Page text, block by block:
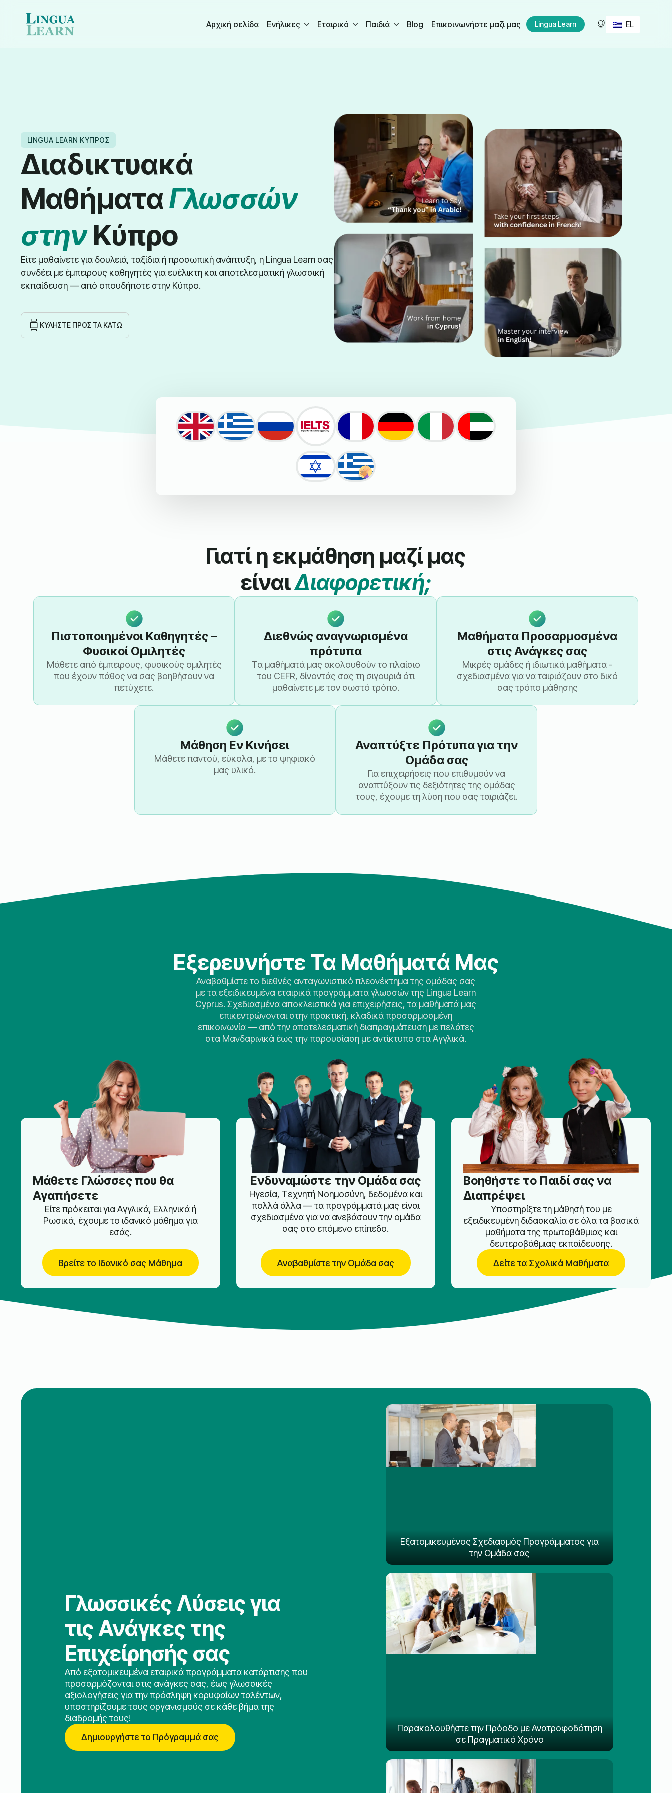
Αρχική σελίδα Ενήλικες Εταιρικό Παιδιά Blog Επικοινωνήστε μαζί μας Lingua Learn EL
LINGUA LEARN ΚΎΠΡΟΣ
Διαδικτυακά
ΜαθήματαΓλωσσών
στηνΚύπρο
Είτε μαθαίνετε για δουλειά, ταξίδια ή προσωπική ανάπτυξη, η Lingua Learn σας
συνδέει με έμπειρους καθηγητές για ευέλικτη και αποτελεσματική γλωσσική
εκπαίδευση — από οπουδήποτε στην Κύπρο.
ΚΥΛΉΣΤΕ ΠΡΟΣ ΤΑ ΚΆΤΩ
Γιατί η εκμάθηση μαζί μας
είναιΔιαφορετική;
Πιστοποιημένοι Καθηγητές –
Φυσικοί Ομιλητές
Μάθετε από έμπειρους, φυσικούς ομιλητές
που έχουν πάθος να σας βοηθήσουν να
πετύχετε.
Διεθνώς αναγνωρισμένα
πρότυπα
Τα μαθήματά μας ακολουθούν το πλαίσιο
του CEFR, δίνοντάς σας τη σιγουριά ότι
μαθαίνετε με τον σωστό τρόπο.
Μαθήματα Προσαρμοσμένα
στις Ανάγκες σας
Μικρές ομάδες ή ιδιωτικά μαθήματα -
σχεδιασμένα για να ταιριάζουν στο δικό
σας τρόπο μάθησης
Μάθηση Εν Κινήσει
Μάθετε παντού, εύκολα, με το ψηφιακό
μας υλικό.
Αναπτύξτε Πρότυπα για την
Ομάδα σας
Για επιχειρήσεις που επιθυμούν να
αναπτύξουν τις δεξιότητες της ομάδας
τους, έχουμε τη λύση που σας ταιριάζει.
Εξερευνήστε Τα Μαθήματά Μας
Αναβαθμίστε το διεθνές ανταγωνιστικό πλεονέκτημα της ομάδας σας
με τα εξειδικευμένα εταιρικά προγράμματα γλωσσών της Lingua Learn
Cyprus. Σχεδιασμένα αποκλειστικά για επιχειρήσεις, τα μαθήματά μας
επικεντρώνονται στην πρακτική, κλαδικά προσαρμοσμένη
επικοινωνία — από την αποτελεσματική διαπραγμάτευση με πελάτες
στα Μανδαρινικά έως την παρουσίαση με αντίκτυπο στα Αγγλικά.
Μάθετε Γλώσσες που θα
Αγαπήσετε
Είτε πρόκειται για Αγγλικά, Ελληνικά ή
Ρωσικά, έχουμε το ιδανικό μάθημα για
εσάς.
Βρείτε το Ιδανικό σας Μάθημα
Ενδυναμώστε την Ομάδα σας
Ηγεσία, Τεχνητή Νοημοσύνη, δεδομένα και
πολλά άλλα — τα προγράμματά μας είναι
σχεδιασμένα για να ανεβάσουν την ομάδα
σας στο επόμενο επίπεδο.
Αναβαθμίστε την Ομάδα σας
Βοηθήστε το Παιδί σας να
Διαπρέψει
Υποστηρίξτε τη μάθησή του με
εξειδικευμένη διδασκαλία σε όλα τα βασικά
μαθήματα της πρωτοβάθμιας και
δευτεροβάθμιας εκπαίδευσης.
Δείτε τα Σχολικά Μαθήματα
Γλωσσικές Λύσεις για
τις Ανάγκες της
Επιχείρησής σας
Από εξατομικευμένα εταιρικά προγράμματα κατάρτισης που
προσαρμόζονται στις ανάγκες σας, έως γλωσσικές
αξιολογήσεις για την πρόσληψη κορυφαίων ταλέντων,
υποστηρίζουμε τους οργανισμούς σε κάθε βήμα της
διαδρομής τους!
Δημιουργήστε το Πρόγραμμά σας
Εξατομικευμένος Σχεδιασμός Προγράμματος για
την Ομάδα σας
Παρακολουθήστε την Πρόοδο με Ανατροφοδότηση
σε Πραγματικό Χρόνο